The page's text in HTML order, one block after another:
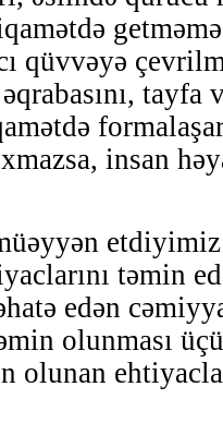
qüvvəyə
insan
təmin
edən
olunması
olunan